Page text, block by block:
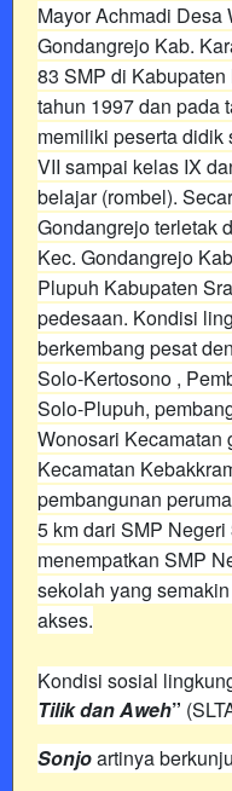
Mayor Achmadi Desa
Gondangrejo Kab.
83 SMP di
tahun 1997 dan pada
memiliki peserta
VII sampai kelas IX
belajar (rombel).
Gondangrejo terletak
Kec. Gondangrejo
Plupuh Kabupaten
pedesaan. Kondisi
berkembang pesat
Solo-Kertosono ,
Solo-Plupuh,
Wonosari Kecamatan
Kecamatan
pembangunan
5 km dari SMP
menempatkan SMP
sekolah yang
akses.
Kondisi sosial
Tilik dan Aweh”
Sonjoartinya